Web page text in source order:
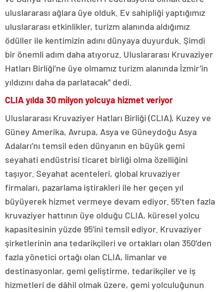
uluslararası ağlara üye olduk. Ev sahipliği yaptığımız
uluslararası etkinlikler, turizm alanında aldığımız
ödüller ile kentimizin adını dünyaya duyurduk. Şimdi
bir önemli adım daha atıyoruz. Uluslararası Kruvaziyer
Hatları Birliği’ne üye olmamız turizm alanında İzmir’in
yıldızını daha da parlatacak” dedi.
CLIA yılda 30 milyon yolcuya hizmet veriyor
Uluslararası Kruvaziyer Hatları Birliği (CLIA), Kuzey ve
Güney Amerika, Avrupa, Asya ve Güneydoğu Asya
Adaları’nı temsil eden dünyanın en büyük gemi
seyahati endüstrisi ticaret birliği olma özelliğini
taşıyor. Seyahat acenteleri, global kruvaziyer
firmaları, pazarlama iştirakleri ile her geçen yıl
büyüyerek hizmet vermeye devam ediyor. 55’ten fazla
kruvaziyer hattının üye olduğu CLIA, küresel yolcu
kapasitesinin yüzde 95’ini temsil ediyor. Kruvaziyer
şirketlerinin ana tedarikçileri ve ortakları olan 350’den
fazla yönetici ortağı olan CLIA, limanlar ve
destinasyonlar, gemi geliştirme, tedarikçiler ve iş
hizmetleri de dâhil olmak üzere, gemi yolculuğunun